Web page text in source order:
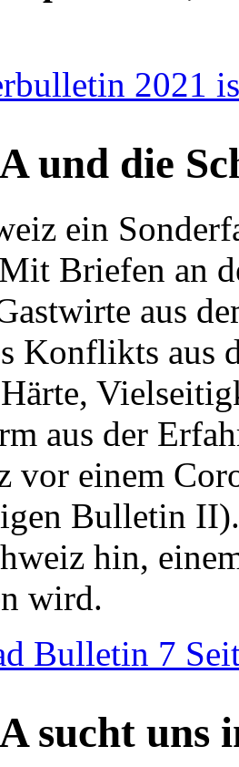
2021
und die
ein
Briefen an
aus
Konflikts aus
aus der
vor einem
Bulletin
hin,
wird.
Bulletin 7
sucht uns